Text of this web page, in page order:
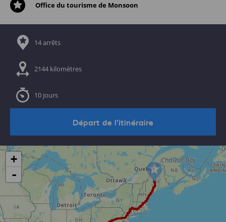
Office du tourisme de Monsoon
14 arrêts
2144 kilomètres
10 jours
Départ de l’itinéraire
+
-